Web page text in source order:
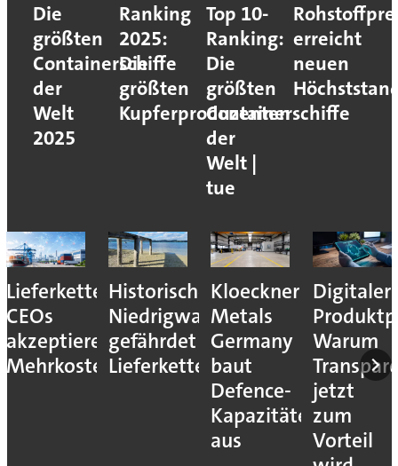
Die
größten
Containerschiffe
der
Welt
2025
Ranking
2025:
Die
größten
Kupferproduzenten
Top 10-
Ranking:
Die
größten
Containerschiffe
der
Welt |
tue
erreicht
neuen
Lieferkettenresilienz:
CEOs
akzeptieren
Mehrkosten
Historisches
Niedrigwasser
gefährdet
Lieferketten
Kloeckner
Metals
Germany
baut
Defence-
Kapazitäten
aus
Digitaler
Warum
jetzt
zum
Vorteil